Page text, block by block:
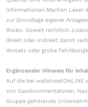
Informationen.Machen Leser
zur Grundlage eigener
Risiko. Soweit rechtlich
direkt oder indirekt damit
Vorsatz oder grobe
Ergänzender Hinweis für
Auf die bei
von Gastkommentatoren,
Gruppe gehörende